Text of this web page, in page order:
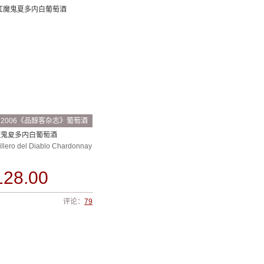
2006《品醇客杂志》葡萄酒
奖推荐
夏多内白葡萄酒
del Diablo Chardonnay
评论： 79